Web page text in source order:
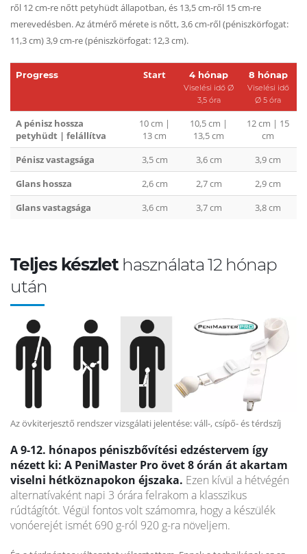
ről 12 cm-re nőtt petyhüdt állapotban, és 13,5 cm-ről 15 cm-re
merevedésben. Az átmérő mérete is nőtt, 3,6 cm-ről (péniszkörfogat:
11,3 cm) 3,9 cm-re (péniszkörfogat: 12,3 cm).
Progress Start 4 hónap
Viselési idő Ø
3,5 óra
8 hónap
Viselési idő
Ø 5 óra
A pénisz hossza
petyhüdt | felállítva
10 cm |
13 cm
10,5 cm |
13,5 cm
12 cm | 15
cm
Pénisz vastagsága
3,5 cm 3,6 cm
3,9 cm
Glans hossza
2,6 cm 2,7 cm
2,9 cm
Glans vastagsága
3,6 cm 3,7 cm 3,8 cm
Teljes készlethasználata 12 hónap
után
Az övkiterjesztő rendszer vizsgálati jelentése: váll-, csípő- és térdszíj
A 9-12. hónapos péniszbővítési edzéstervem így
nézett ki: A PeniMaster Pro övet 8 órán át akartam
viselni hétköznapokon éjszaka. Ezen kívül a hétvégén
alternatívaként napi 3 órára felrakom a klasszikus
rúdtágítót. Végül fontos volt számomra, hogy a készülék
vonóerejét ismét 690 g-ról 920 g-ra növeljem.